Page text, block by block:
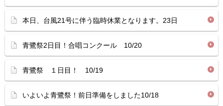
本日、台風21号に伴う臨時休業となります。23日
青鷺祭2日目！合唱コンクール 10/20
青鷺祭 １日目！ 10/19
いよいよ青鷺祭！前日準備をしました10/18